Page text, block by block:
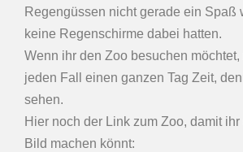
Regengüssen nicht gerade ein Spaß
keine Regenschirme dabei hatten.
Wenn ihr den Zoo besuchen
jeden Fall einen ganzen Tag Zeit,
sehen.
Hier noch der Link zum Zoo, damit
Bild machen könnt: